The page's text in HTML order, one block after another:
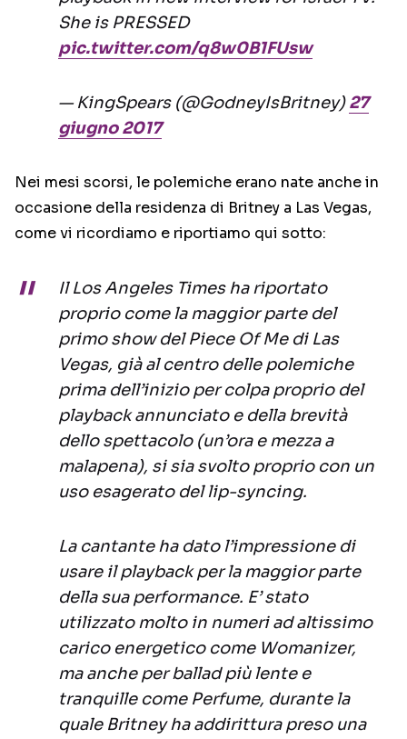
She is PRESSED
pic.twitter.com/q8w0B1FUsw
— KingSpears (@GodneyIsBritney)27
giugno 2017
Nei mesi scorsi, le polemiche erano nate anche in
occasione della residenza di Britney a Las Vegas,
come vi ricordiamo e riportiamo qui sotto:
Il Los Angeles Times ha riportato
proprio come la maggior parte del
primo show del Piece Of Me di Las
Vegas, già al centro delle polemiche
prima dell’inizio per colpa proprio del
playback annunciato e della brevità
dello spettacolo (un’ora e mezza a
malapena), si sia svolto proprio con un
uso esagerato del lip-syncing.
La cantante ha dato l’impressione di
usare il playback per la maggior parte
della sua performance. E’ stato
utilizzato molto in numeri ad altissimo
carico energetico come Womanizer,
ma anche per ballad più lente e
tranquille come Perfume, durante la
quale Britney ha addirittura preso una